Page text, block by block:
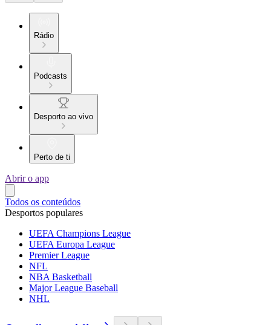
Rádio
Podcasts
Desporto ao vivo
Perto de ti
Abrir o app
Todos os conteúdos
Desportos populares
UEFA Champions League
UEFA Europa League
Premier League
NFL
NBA Basketball
Major League Baseball
NHL